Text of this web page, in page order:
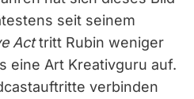
seit seinem
Acttritt Rubin weniger
eine Art Kreativguru auf.
verbinden